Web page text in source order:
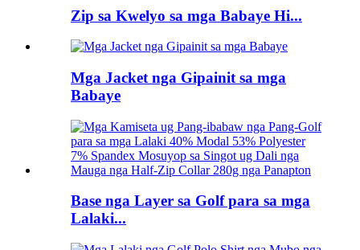
Zip sa Kwelyo sa mga Babaye Hi...
Mga Jacket nga Gipainit sa mga
Babaye
Base nga Layer sa Golf para sa mga
Lalaki...